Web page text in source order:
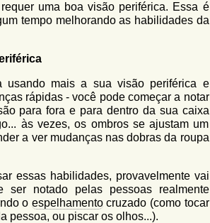
uma boa visão periférica. Essa é
tempo melhorando as habilidades da
usando mais a sua visão periférica e
rápidas - você pode começar a notar
para fora e para dentro da sua caixa
às vezes, os ombros se ajustam um
a ver mudanças nas dobras da roupa
essas habilidades, provavelmente vai
ser notado pelas pessoas realmente
o espelhamentocruzado (como tocar
pessoa, ou piscar os olhos...).